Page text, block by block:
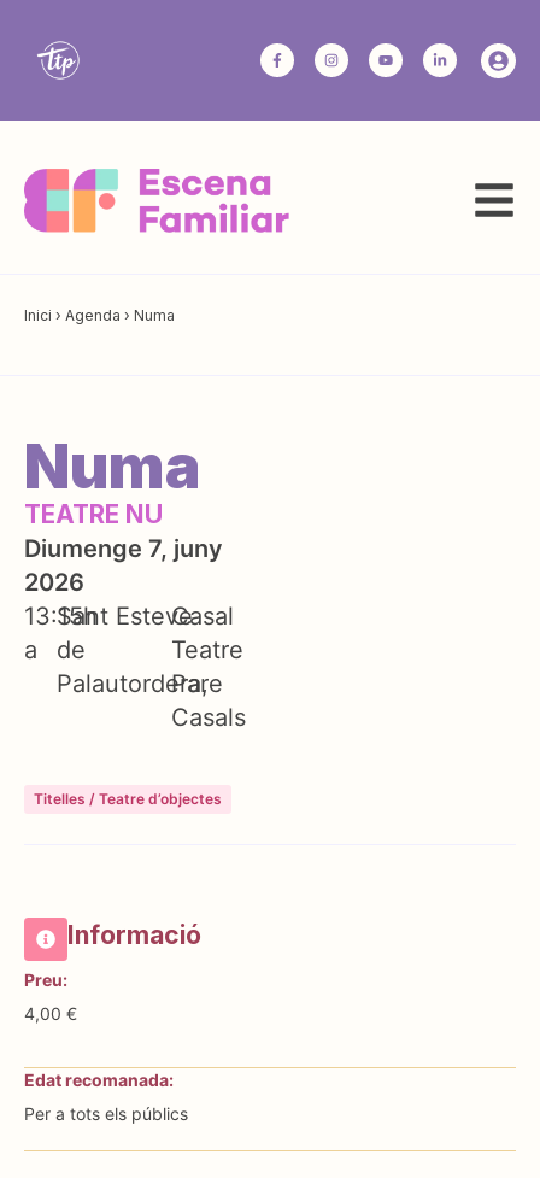
Inici › Agenda › Numa
Numa
TEATRE NU
Diumenge 7, juny
2026
13:15h
a
Sant Esteve
de
Palautordera
Casal
Teatre
Pare
Casals
Titelles / Teatre d’objectes
Informació
Preu:
4,00 €
Edat recomanada:
Per a tots els públics